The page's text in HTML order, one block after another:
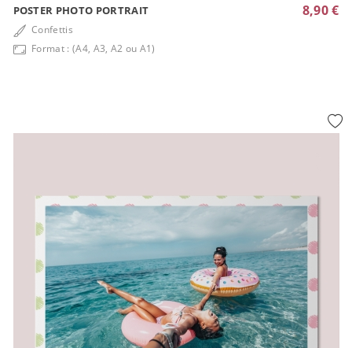
POSTER PHOTO PORTRAIT
Confettis
Format : (A4, A3, A2 ou A1)
8,90 €